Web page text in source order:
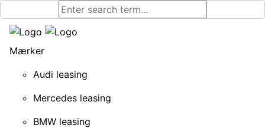
Mærker
Audi leasing
Mercedes leasing
BMW leasing